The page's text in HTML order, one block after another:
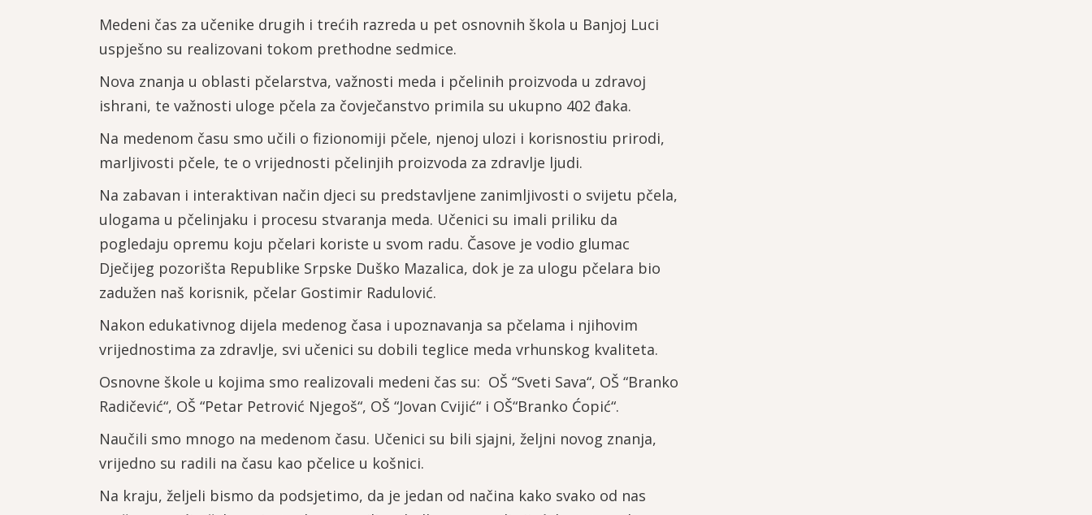
Medeni čas za učenike drugih i trećih razreda u pet osnovnih škola u Banjoj Luci
uspješno su realizovani tokom prethodne sedmice.
Nova znanja u oblasti pčelarstva, važnosti meda i pčelinih proizvoda u zdravoj
ishrani, te važnosti uloge pčela za čovječanstvo primila su ukupno 402 đaka.
Na medenom času smo učili o fizionomiji pčele, njenoj ulozi i korisnostiu prirodi,
marljivosti pčele, te o vrijednosti pčelinjih proizvoda za zdravlje ljudi.
Na zabavan i interaktivan način djeci su predstavljene zanimljivosti o svijetu pčela,
ulogama u pčelinjaku i procesu stvaranja meda. Učenici su imali priliku da
pogledaju opremu koju pčelari koriste u svom radu. Časove je vodio glumac
Dječijeg pozorišta Republike Srpske Duško Mazalica, dok je za ulogu pčelara bio
zadužen naš korisnik, pčelar Gostimir Radulović.
Nakon edukativnog dijela medenog časa i upoznavanja sa pčelama i njihovim
vrijednostima za zdravlje, svi učenici su dobili teglice meda vrhunskog kvaliteta.
Osnovne škole u kojima smo realizovali medeni čas su: OŠ “Sveti Sava“, OŠ “Branko
Radičević“, OŠ “Petar Petrović Njegoš“, OŠ “Jovan Cvijić“ i OŠ“Branko Ćopić“.
Naučili smo mnogo na medenom času. Učenici su bili sjajni, željni novog znanja,
vrijedno su radili na času kao pčelice u košnici.
Na kraju, željeli bismo da podsjetimo, da je jedan od načina kako svako od nas